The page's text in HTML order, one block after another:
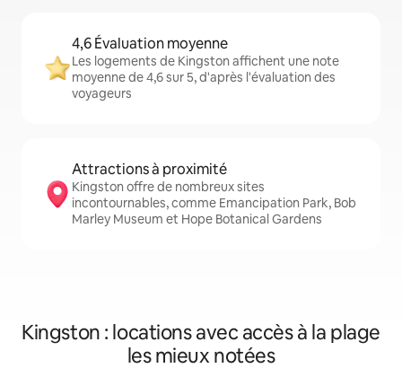
4,6 Évaluation moyenne
Les logements de Kingston affichent une note
moyenne de 4,6 sur 5, d'après l'évaluation des
voyageurs
Attractions à proximité
Kingston offre de nombreux sites
incontournables, comme Emancipation Park, Bob
Marley Museum et Hope Botanical Gardens
Kingston : locations avec accès à la plage
les mieux notées